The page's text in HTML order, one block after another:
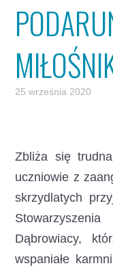
25 września 2020
Zbliża się
uczniowie z
skrzydlatych
Dąbrowiacy,
wspaniałe